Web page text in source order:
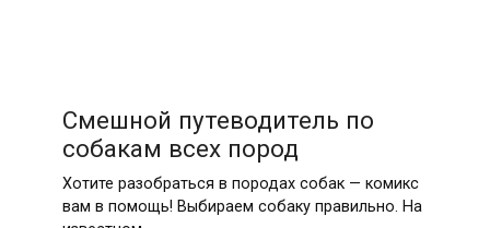
Смешной путеводитель по
собакам всех пород
Хотите разобраться в породах собак — комикс
вам в помощь! Выбираем собаку правильно. На